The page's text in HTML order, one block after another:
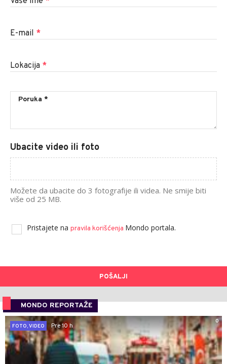
E-mail *
Lokacija *
Ubacite video ili foto
Možete da ubacite do 3 fotografije ili videa. Ne smije biti
više od 25 MB.
Pristajete na pravila korišćenja Mondo portala.
POŠALJI
MONDO REPORTAŽE
0
FOTO, VIDEO
Pre 10 h